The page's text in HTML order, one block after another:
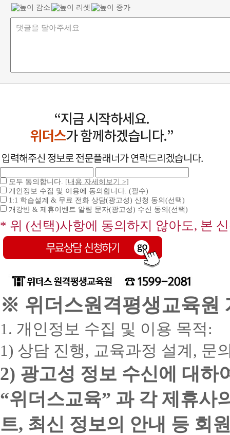
모두 동의합니다. [내용 자세히보기 >]
개인정보 수집 및 이용에 동의합니다. (필수)
1:1 학습설계 & 무료 전화 상담(광고성) 신청 동의(선택)
개강반 & 제휴이벤트 알림 문자(광고성) 수신 동의(선택)
* 위 (선택)사항에 동의하지 않아도, 본
※ 위더스원격평생교육원
1. 개인정보 수집 및 이용 목적:
1) 상담 진행, 교육과정 설계, 문
2) 광고성 정보 수신에 대하
“위더스교육” 과 각 제휴사
트, 최신 정보의 안내 등 회